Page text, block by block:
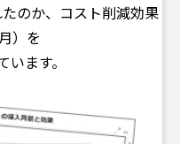
のか、コスト削減効果
）を
ます。